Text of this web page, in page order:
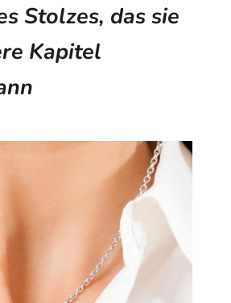
Stolzes, das sie
Kapitel